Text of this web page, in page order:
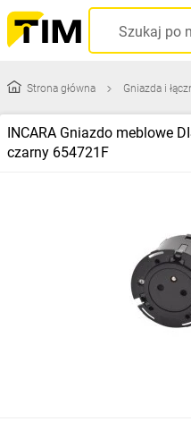
Strona główna Gniazda i
INCARA Gniazdo meblowe
czarny 654721F